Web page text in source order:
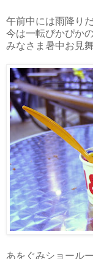
午前中には雨降り
今は一転ぴかぴか
みなさま暑中お見
あをぐみショール